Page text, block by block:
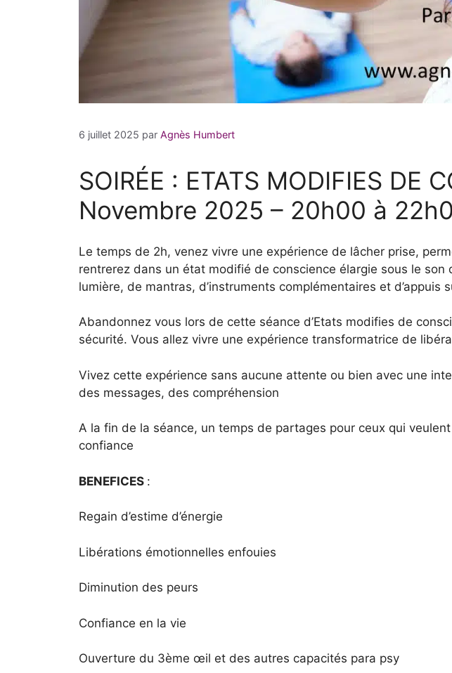
6 juillet 2025 par Agnès Humbert
SOIRÉE : ETATS MODIFIES DE
Novembre 2025 – 20h00 à
Le temps de 2h, venez vivre une expérience de lâcher prise,
rentrerez dans un état modifié de conscience élargie sous le son
lumière, de mantras, d’instruments complémentaires et
Abandonnez vous lors de cette séance d’Etats modifies de
sécurité. Vous allez vivre une expérience transformatrice de
Vivez cette expérience sans aucune attente ou bien avec une
des messages, des compréhension
A la fin de la séance, un temps de partages pour ceux qui
confiance
BENEFICES :
Regain d’estime d’énergie
Libérations émotionnelles enfouies
Diminution des peurs
Confiance en la vie
Ouverture du 3ème œil et des autres capacités para psy